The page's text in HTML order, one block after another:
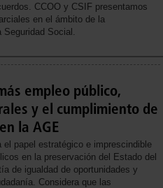
CCOO y CSIF presentamos
en el ámbito de la
Social.
empleo público,
y el cumplimiento de
la AGE
el papel estratégico e imprescindible
en la preservación del Estado del
de igualdad de oportunidades y
Considera que las